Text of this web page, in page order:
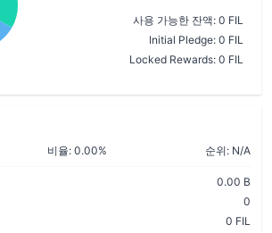
사용 가능한 잔액: 0 FIL
Initial Pledge: 0 FIL
Locked Rewards: 0 FIL
비율: 0.00% 순위: N/A
0.00 B
0
0 FIL